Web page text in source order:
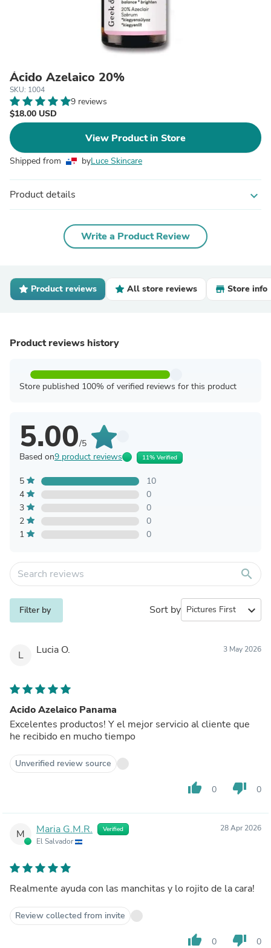
Ácido Azelaico 20%
SKU: 1004
9 reviews
$18.00 USD
View Product in Store
Shipped from byLuce Skincare
Product details expand_more
Write a Product Review
Product reviews All store reviews Store info
Product reviews history
Store published 100% of verified reviews for this product
5.00/5
Based on9 product reviews 11% Verified
5
10
4
0
3
0
2
0
1
0
search
Filter by Sort by expand_more
L Lucia O. 3 May 2026
Acido Azelaico Panama
Excelentes productos! Y el mejor servicio al cliente que
he recibido en mucho tiempo
Unverified review source
thumb_up 0 thumb_down 0
M Maria G.M.R. Verified
El Salvador
28 Apr 2026
Realmente ayuda con las manchitas y lo rojito de la cara!
Review collected from invite
thumb_up 0 thumb_down 0